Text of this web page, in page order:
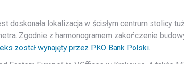
doskonała lokalizacja w ścisłym centrum stolicy
Zgodnie z harmonogramem zakończenie
został wynajęty przez PKO Bank Polski.